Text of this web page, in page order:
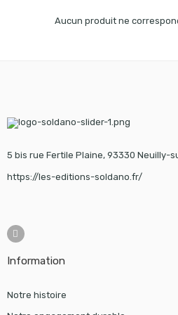
Aucun produit ne
5 bis rue Fertile Plaine, 93330 Neuilly-
https://les-editions-soldano.fr/
Information
Notre histoire